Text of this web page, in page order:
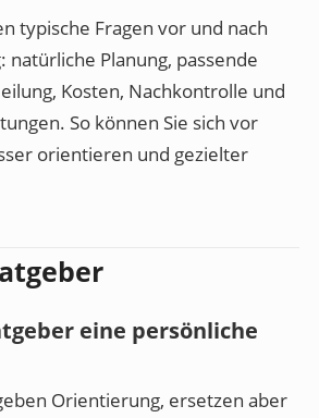
typische Fragen vor und nach
natürliche Planung, passende
Kosten, Nachkontrolle und
So können Sie sich vor
orientieren und gezielter
eine persönliche
Orientierung, ersetzen aber